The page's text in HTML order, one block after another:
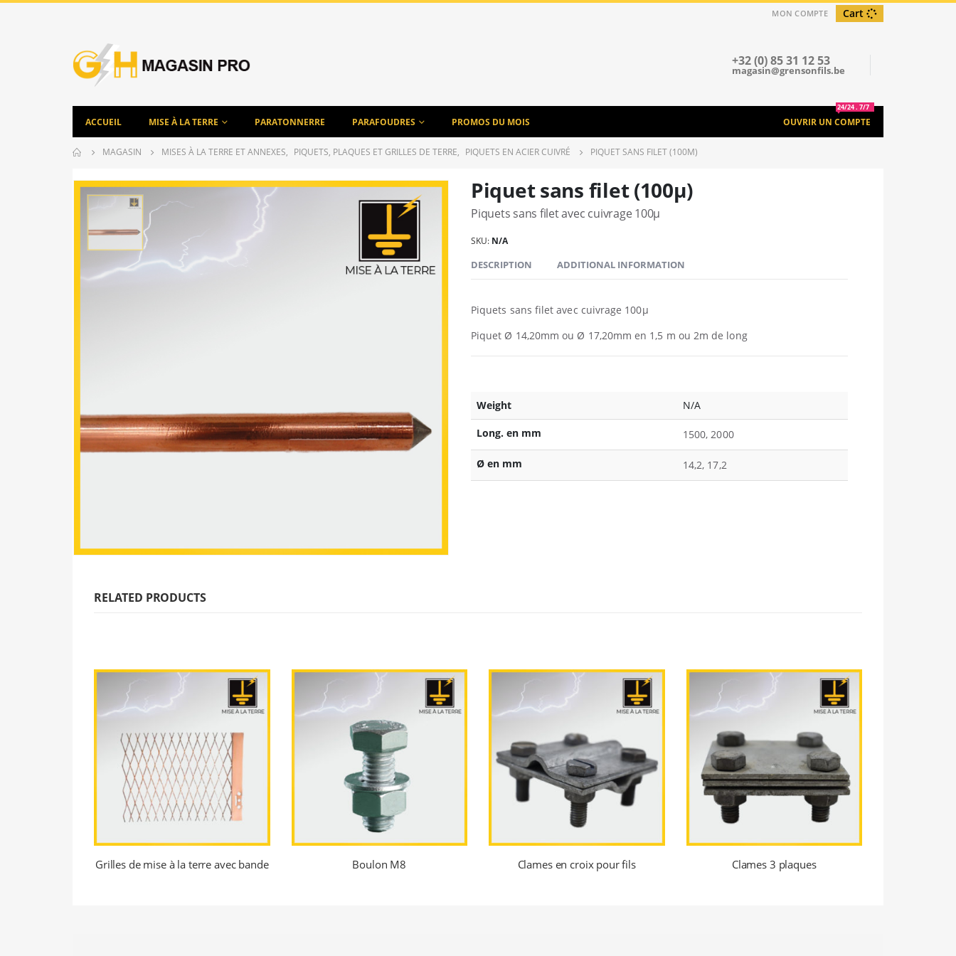
MON COMPTE Cart
+32 (0) 85 31 12 53
magasin@grensonfils.be
ACCUEIL MISE À LA TERRE PARATONNERRE PARAFOUDRES PROMOS DU MOIS OUVRIR UN COMPTE
24/24 . 7/7
MAGASIN MISES À LA TERRE ET ANNEXES, PIQUETS, PLAQUES ET GRILLES DE TERRE, PIQUETS EN ACIER CUIVRÉ PIQUET SANS FILET (100Μ)
Piquet sans filet (100µ)
Piquets sans filet avec cuivrage 100µ
SKU: N/A
DESCRIPTION ADDITIONAL INFORMATION
Piquets sans filet avec cuivrage 100µ
Piquet Ø 14,20mm ou Ø 17,20mm en 1,5 m ou 2m de long
Weight N/A
Long. en mm 1500, 2000
Ø en mm 14,2, 17,2
RELATED PRODUCTS
Grilles de mise à la terre avec bande Boulon M8 Clames en croix pour fils Clames 3 plaques